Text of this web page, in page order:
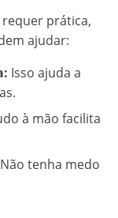
prática,
ajudar:
Isso ajuda a
à mão facilita
Não tenha medo